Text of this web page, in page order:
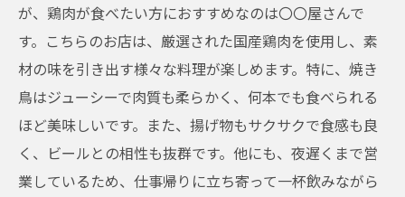
が、鶏肉が食べたい方におすすめなのは〇〇屋さんで
す。こちらのお店は、厳選された国産鶏肉を使用し、素
材の味を引き出す様々な料理が楽しめます。特に、焼き
鳥はジューシーで肉質も柔らかく、何本でも食べられる
ほど美味しいです。また、揚げ物もサクサクで食感も良
く、ビールとの相性も抜群です。他にも、夜遅くまで営
業しているため、仕事帰りに立ち寄って一杯飲みながら